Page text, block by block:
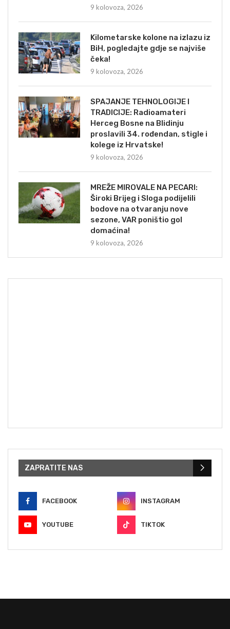
9 kolovoza, 2026
Kilometarske kolone na izlazu iz
BiH, pogledajte gdje se najviše
čeka!
9 kolovoza, 2026
SPAJANJE TEHNOLOGIJE I
TRADICIJE: Radioamateri
Herceg Bosne na Blidinju
proslavili 34. rođendan, stigle i
kolege iz Hrvatske!
9 kolovoza, 2026
MREŽE MIROVALE NA PECARI:
Široki Brijeg i Sloga podijelili
bodove na otvaranju nove
sezone, VAR poništio gol
domaćina!
9 kolovoza, 2026
ZAPRATITE NAS
FACEBOOK INSTAGRAM
YOUTUBE TIKTOK